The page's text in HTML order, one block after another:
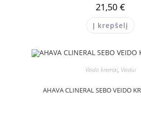
21,50 €
Į krepšelį
Veido kremai, Veidui
AHAVA CLINERAL SEBO VEIDO